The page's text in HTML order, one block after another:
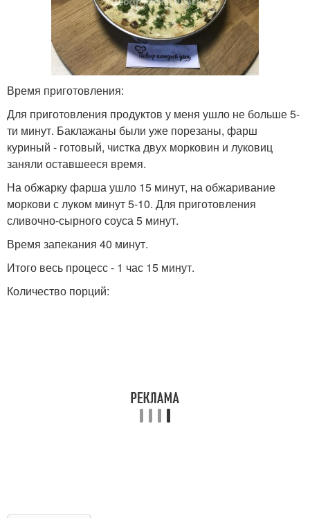
Время приготовления:
Для приготовления продуктов у меня ушло не больше 5-
ти минут. Баклажаны были уже порезаны, фарш
куриный - готовый, чистка двух морковин и луковиц
заняли оставшееся время.
На обжарку фарша ушло 15 минут, на обжаривание
моркови с луком минут 5-10. Для приготовления
сливочно-сырного соуса 5 минут.
Время запекания 40 минут.
Итого весь процесс - 1 час 15 минут.
Количество порций: